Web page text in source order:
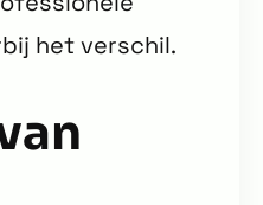
het verschil.